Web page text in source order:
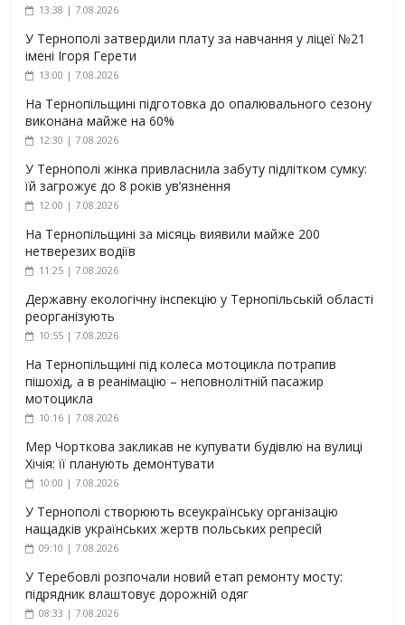
13:38 | 7.08.2026
У Тернополі затвердили плату за навчання у ліцеї №21
імені Ігоря Герети
13:00 | 7.08.2026
На Тернопільщині підготовка до опалювального сезону
виконана майже на 60%
12:30 | 7.08.2026
У Тернополі жінка привласнила забуту підлітком сумку:
їй загрожує до 8 років ув’язнення
12:00 | 7.08.2026
На Тернопільщині за місяць виявили майже 200
нетверезих водіїв
11:25 | 7.08.2026
Державну екологічну інспекцію у Тернопільській області
реорганізують
10:55 | 7.08.2026
На Тернопільщині під колеса мотоцикла потрапив
пішохід, а в реанімацію – неповнолітній пасажир
мотоцикла
10:16 | 7.08.2026
Мер Чорткова закликав не купувати будівлю на вулиці
Хічія: її планують демонтувати
10:00 | 7.08.2026
У Тернополі створюють всеукраїнську організацію
нащадків українських жертв польських репресій
09:10 | 7.08.2026
У Теребовлі розпочали новий етап ремонту мосту:
підрядник влаштовує дорожній одяг
08:33 | 7.08.2026